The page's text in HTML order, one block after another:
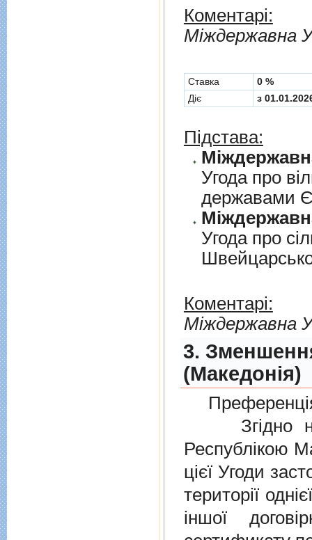
Коментарі:
Мiждержавна
Cтавка
0 %
Діє
з
Підстава:
Угода про
державами
Угода про
Коментарі:
Мiждержавна
3.
(Македонія)
Згідно
Республікою
цієї Угоди
території
іншої